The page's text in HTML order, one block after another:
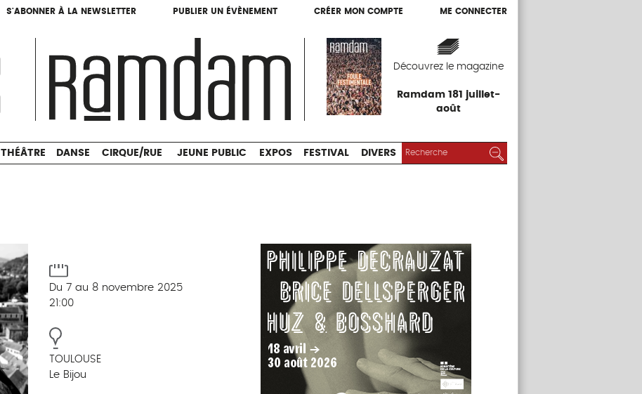
S'ABONNER À LA NEWSLETTER PUBLIER UN ÉVÈNEMENT CRÉER MON COMPTE ME CONNECTER
Découvrez le magazine
Ramdam 181 juillet-
août
S'ABONNER À LA NEWSLETTER PUBLIER UN ÉVÈNEMENT CRÉER MON COMPTE ME CONNECTER
CIRQUE/RUE JEUNE PUBLIC EXPOS
THÉÂTRE DANSE CIRQUE/RUE JEUNE PUBLIC EXPOS FESTIVAL DIVERS RECHERCHER :
Du 7 au 8 novembre 2025
21:00
TOULOUSE
Le Bijou